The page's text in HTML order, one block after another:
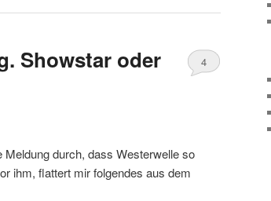
Showstar oder
4
durch, dass Westerwelle so
ihm, flattert mir folgendes aus dem